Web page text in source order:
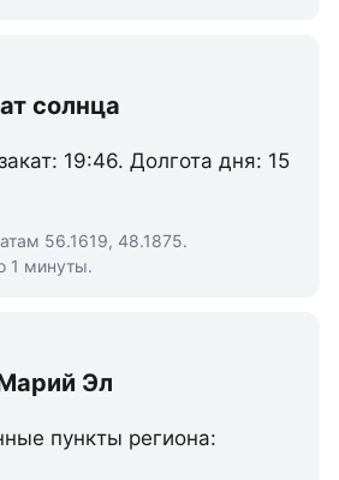
солнца
19:46. Долгота дня: 15
56.1619, 48.1875.
1 минуты.
Эл
пункты региона: